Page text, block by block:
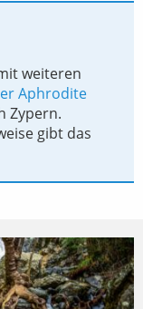
weiteren
Aphrodite
Zypern.
gibt das